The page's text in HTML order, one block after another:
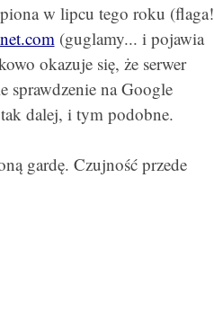
w lipcu tego roku (flaga!
(guglamy... i pojawia
okazuje się, że serwer
na Google
dalej, i tym podobne.
gardę. Czujność przede